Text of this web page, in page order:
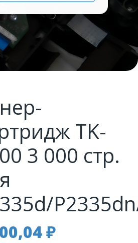
TK-
3 000 стр.
₽